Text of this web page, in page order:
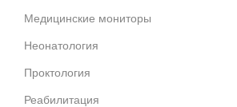
Медицинские мониторы
Неонатология
Проктология
Реабилитация